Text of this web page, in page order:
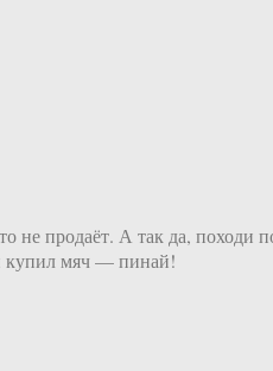
не продаёт. А так да, походи
купил мяч — пинай!